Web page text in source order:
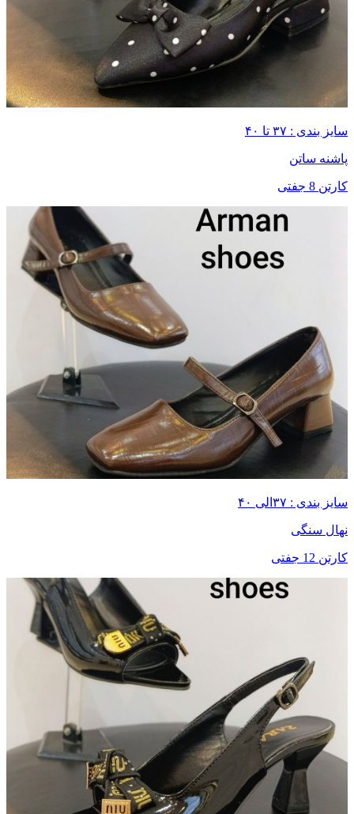
سایز بندی : ۳۷ تا ۴۰
پاشنه ساتن
کارتن 8 جفتی
سایز بندی : ۳۷الی ۴۰
نهال سنگی
کارتن 12 جفتی